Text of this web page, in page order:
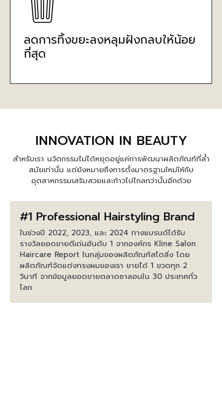
ลดการทิ้งขยะลงหลุมฝังกลบให้น้อย
ที่สุด
INNOVATION IN BEAUTY
สำหรับเรา นวัตกรรมไม่ได้หยุดอยู่แค่การพัฒนาผลิตภัณฑ์ที่ล้ำ
สมัยเท่านั้น แต่ยังหมายถึงการตั้งมาตรฐานใหม่ให้กับ
อุตสาหกรรมเสริมสวยและก้าวไปไกลกว่านั้นอีกด้วย
#1 Professional Hairstyling Brand
ในช่วงปี 2022, 2023, และ 2024 ทางแบรนด์ได้รับ
รางวัลยอดขายดีเด่นอันดับ 1 จากองค์กร Kline Salon
Haircare Report ในกลุ่มของผลิตภัณฑ์สไตลิ่ง โดย
ผลิตภัณฑ์จัดแต่งทรงผมของเรา ขายได้ 1 ขวดทุก 2
วินาที จากข้อมูลยอดขายตลาดซาลอนใน 30 ประเทศทั่ว
โลก